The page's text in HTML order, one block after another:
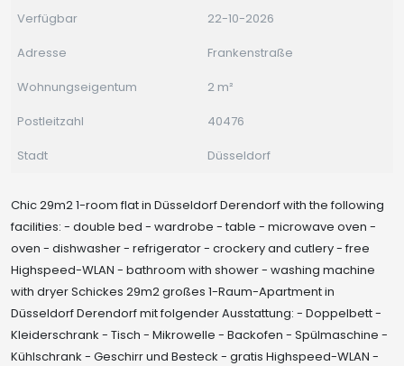
Verfügbar
22-10-2026
Adresse
Frankenstraße
Wohnungseigentum
2 m²
Postleitzahl
40476
Stadt
Düsseldorf
Chic 29m2 1-room flat in Düsseldorf Derendorf with the following
facilities: - double bed - wardrobe - table - microwave oven -
oven - dishwasher - refrigerator - crockery and cutlery - free
Highspeed-WLAN - bathroom with shower - washing machine
with dryer Schickes 29m2 großes 1-Raum-Apartment in
Düsseldorf Derendorf mit folgender Ausstattung: - Doppelbett -
Kleiderschrank - Tisch - Mikrowelle - Backofen - Spülmaschine -
Kühlschrank - Geschirr und Besteck - gratis Highspeed-WLAN -